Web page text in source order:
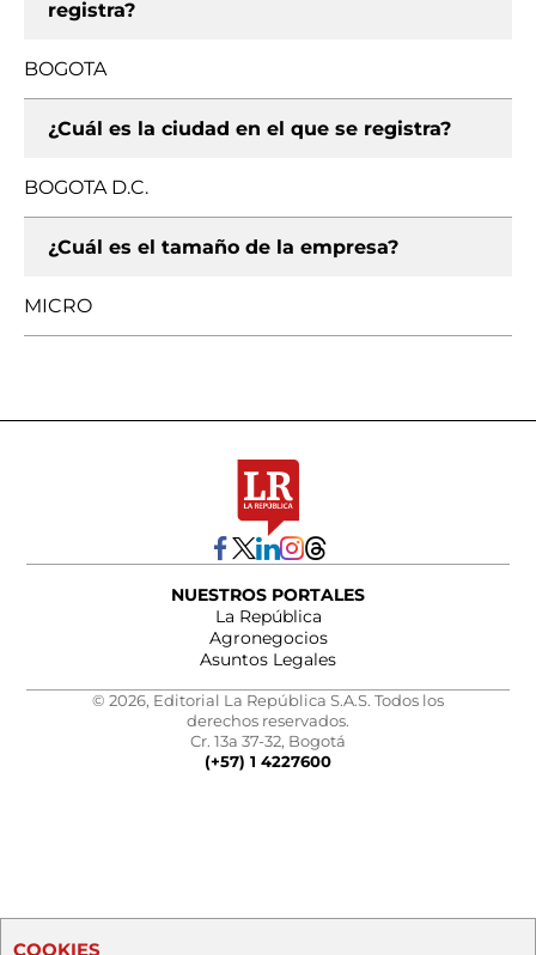
registra?
BOGOTA
¿Cuál es la ciudad en el que se registra?
BOGOTA D.C.
¿Cuál es el tamaño de la empresa?
MICRO
NUESTROS PORTALES
La República
Agronegocios
Asuntos Legales
© 2026, Editorial La República S.A.S. Todos los
derechos reservados.
Cr. 13a 37-32, Bogotá
(+57) 1 4227600
COOKIES